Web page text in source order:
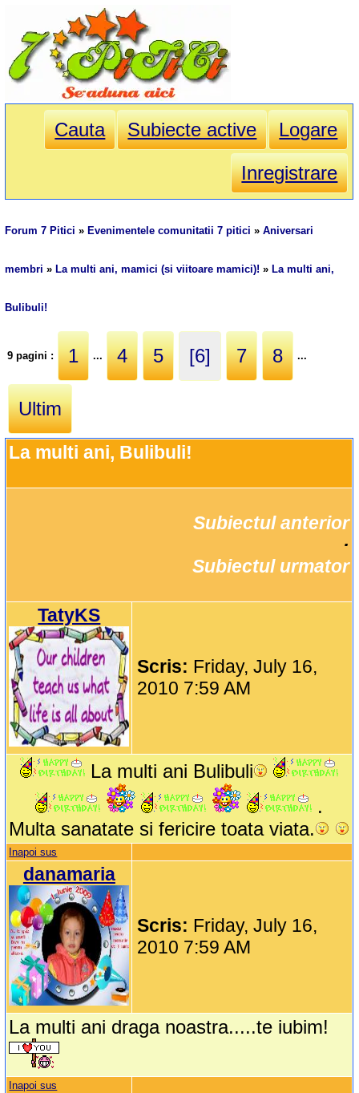
Cauta Subiecte active
Logare
Inregistrare
Forum 7 Pitici » Evenimentele comunitatii 7 pitici »Aniversari
membri » La multi ani, mamici (si viitoare mamici)! » La multi ani,
Bulibuli!
9 pagini : 1 ... 4 5 [6] 7 8 ...
Ultim
La multi ani, Bulibuli!
Subiectul anterior
Subiectul urmator
TatyKS
Scris: Friday, July 16,
2010 7:59 AM
La multi ani Bulibuli
.
Multa sanatate si fericire toata viata.
Inapoi sus
danamaria
Scris: Friday, July 16,
2010 7:59 AM
La multi ani draga noastra.....te iubim!
Inapoi sus